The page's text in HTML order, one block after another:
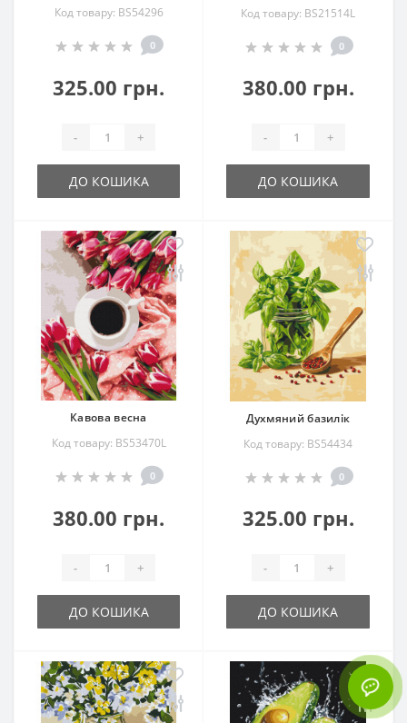
Код товару: BS54296
0
325.00 грн.
- +
ДО КОШИКА
Код товару: BS21514L
0
380.00 грн.
- +
ДО КОШИКА
Кавова весна
Код товару: BS53470L
0
380.00 грн.
- +
ДО КОШИКА
Духмяний базилік
Код товару: BS54434
0
325.00 грн.
- +
ДО КОШИКА